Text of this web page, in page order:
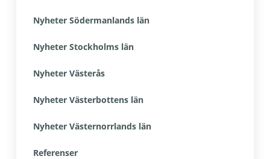
Nyheter Södermanlands län
Nyheter Stockholms län
Nyheter Västerås
Nyheter Västerbottens län
Nyheter Västernorrlands län
Referenser